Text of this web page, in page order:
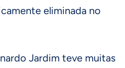
eliminada no
Jardim teve muitas